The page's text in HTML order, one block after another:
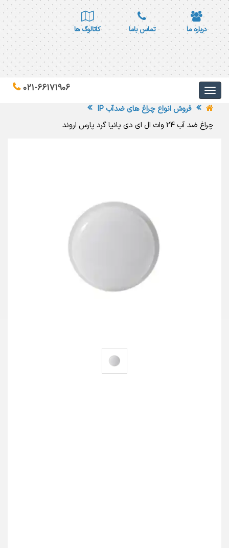
درباره ما تماس باما کاتالوگ ها
021-66171906
فروش انواع چراغ های ضدآب IP
چراغ ضد آب 24 وات ال ای دی پانیا گرد پارس اروند